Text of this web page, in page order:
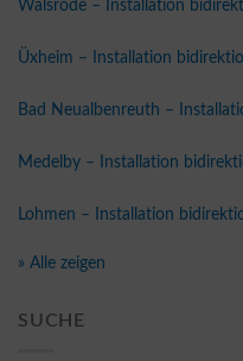
Walsrode – Installation
Üxheim – Installation
Bad Neualbenreuth –
Medelby – Installation
Lohmen – Installation
» Alle zeigen
SUCHE